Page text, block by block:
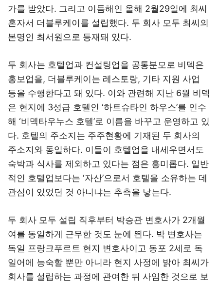
가를 받았다. 그리고 이듬해인 올해 2월29일에 최씨
혼자서 더블루케이를 설립했다. 두 회사 모두 최씨의
본명인 최서원으로 등재돼 있다.
두 회사는 호텔업과 컨설팅업을 공통분모로 비덱은
홍보업을, 더블루케이는 레스토랑, 기타 지원 사업
등을 수행한다고 돼 있다. 이와 관련해 지난 6월 비덱
은 현지에 3성급 호텔인 ‘하트슈타인 하우스’를 인수
해 ‘비덱타우누스 호텔’로 이름을 바꾸고 운영하고 있
다. 호텔의 주소지는 주주현황에 기재된 두 회사의
주소지와 동일하다. 이들이 호텔업을 내세우면서도
숙박과 식사를 제외하고 있다는 점은 흥미롭다. 일반
적인 호텔업보다는 ‘자산’으로서 호텔을 소유하는 데
관심이 있었던 것 아니냐는 추측을 낳는다.
두 회사 모두 설립 직후부터 박승관 변호사가 2개월
여를 동일하게 근무한 것도 눈에 띈다. 박 변호사는
독일 프랑크푸르트 현지 변호사이고 동포 2세로 독
일어에 능숙할 뿐만 아니라 현지 사정에 밝아 최씨가
회사를 설립하는 과정에 관여한 뒤 사임한 것으로 보